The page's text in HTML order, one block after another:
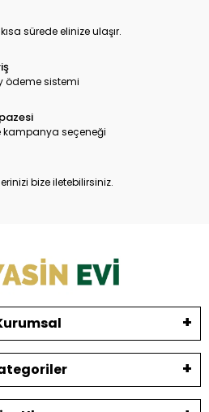
sürede elinize ulaşır.
ödeme sistemi
kampanya seçeneği
bize iletebilirsiniz.